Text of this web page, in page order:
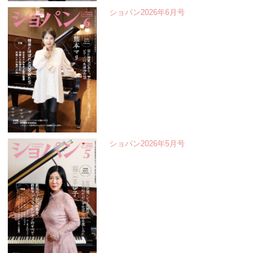
ショパン2026年6月号
ショパン2026年5月号